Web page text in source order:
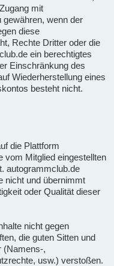
mit
wenn der
diese
Rechte Dritter oder die
ein berechtigtes
Einschränkung des
Wiederherstellung eines
besteht nicht.
die Plattform
vom Mitglied eingestellten
autogrammclub.de
nicht und übernimmt
oder Qualität dieser
nicht gegen
die guten Sitten und
(Namens-,
usw.) verstoßen.